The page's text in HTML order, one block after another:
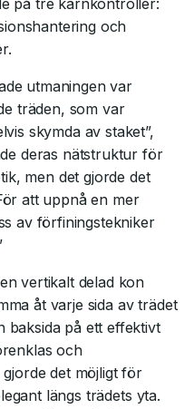
och
utmaningen var
träden, som var
skymda av staket”,
deras nätstruktur för
men det gjorde det
att uppnå en mer
av förfiningstekniker
vertikalt delad kon
åt varje sida av trädet
baksida på ett effektivt
och
det möjligt för
längs trädets yta.